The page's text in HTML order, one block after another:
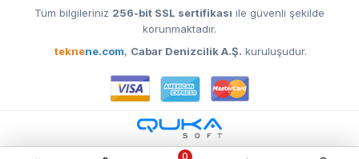
Tüm bilgileriniz 256-bit SSL sertifikası ile güvenli şekilde
korunmaktadır.
teknene.com, Cabar Denizcilik A.Ş. kuruluşudur.
0